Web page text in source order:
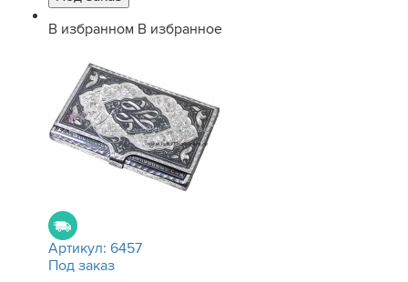
В избранном В избранное
Артикул: 6457
Под заказ